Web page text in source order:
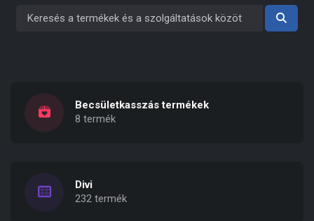
Becsületkasszás termékek
8 termék
Divi
232 termék